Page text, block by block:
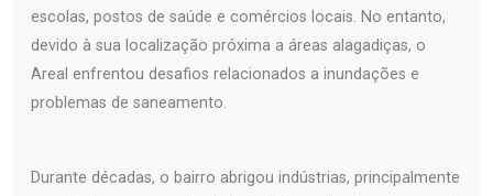
escolas, postos de saúde e comércios locais. No entanto,
devido à sua localização próxima a áreas alagadiças, o
Areal enfrentou desafios relacionados a inundações e
problemas de saneamento.
Durante décadas, o bairro abrigou indústrias, principalmente